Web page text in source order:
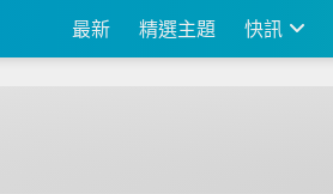
最新 精選主題 快訊